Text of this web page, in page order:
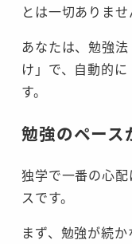
とは一切ありませ
あなたは、勉強
け」で、自動的
す。
勉強のペース
独学で一番の心
スです。
まず、勉強が続